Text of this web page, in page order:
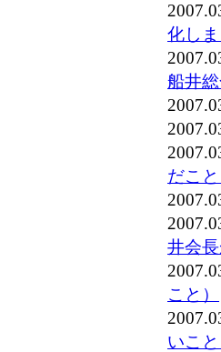
化し
船井
だこと
井会長
こと）
いこと